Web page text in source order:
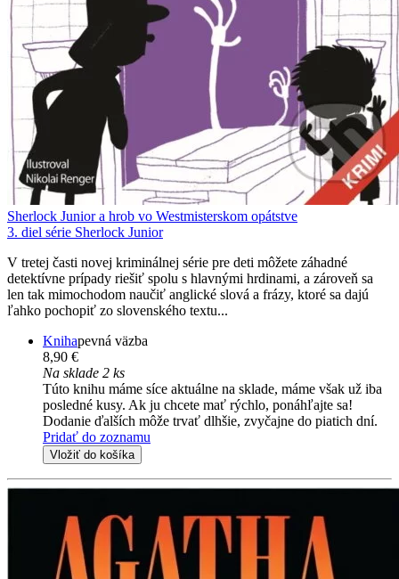
Sherlock Junior a hrob vo Westmisterskom opátstve
3. diel série Sherlock Junior
V tretej časti novej kriminálnej série pre deti môžete záhadné
detektívne prípady riešiť spolu s hlavnými hrdinami, a zároveň sa
len tak mimochodom naučiť anglické slová a frázy, ktoré sa dajú
ľahko pochopiť zo slovenského textu...
Knihapevná väzba
8,90 €
Na sklade 2 ks
Túto knihu máme síce aktuálne na sklade, máme však už iba
posledné kusy. Ak ju chcete mať rýchlo, ponáhľajte sa!
Dodanie ďalších môže trvať dlhšie, zvyčajne do piatich dní.
Pridať do zoznamu
Vložiť do košíka